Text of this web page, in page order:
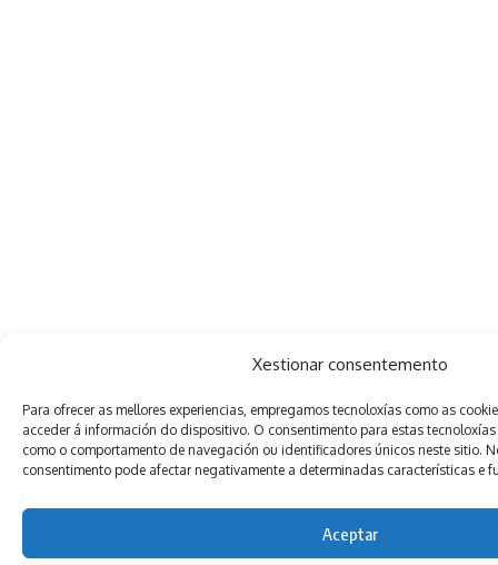
Xestionar consentemento
Para ofrecer as mellores experiencias, empregamos tecnoloxías como as
acceder á información do dispositivo. O consentimento para estas
como o comportamento de navegación ou identificadores únicos neste sitio.
consentimento pode afectar negativamente a determinadas características e
Aceptar